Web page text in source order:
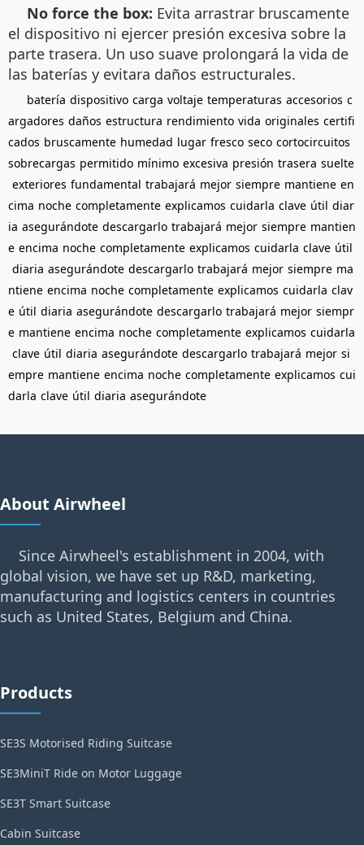
No force the box: Evita arrastrar bruscamente
el dispositivo ni ejercer presión excesiva sobre la
parte trasera. Un uso suave prolongará la vida de
las baterías y evitara daños estructurales.
batería dispositivo carga voltaje temperaturas accesorios c
argadores daños estructura rendimiento vida originales certifi
cados bruscamente humedad lugar fresco seco cortocircuitos
sobrecargas permitido mínimo excesiva presión trasera suelte
exteriores fundamental trabajará mejor siempre mantiene en
cima noche completamente explicamos cuidarla clave útil diar
ia asegurándote descargarlo trabajará mejor siempre mantien
e encima noche completamente explicamos cuidarla clave útil
diaria asegurándote descargarlo trabajará mejor siempre ma
ntiene encima noche completamente explicamos cuidarla clav
e útil diaria asegurándote descargarlo trabajará mejor siempr
e mantiene encima noche completamente explicamos cuidarla
clave útil diaria asegurándote descargarlo trabajará mejor si
empre mantiene encima noche completamente explicamos cui
darla clave útil diaria asegurándote
About Airwheel
Since Airwheel's establishment in 2004, with
global vision, we have set up R&D, marketing,
manufacturing and logistics centers in countries
such as United States, Belgium and China.
Products
SE3S Motorised Riding Suitcase
SE3MiniT Ride on Motor Luggage
SE3T Smart Suitcase
Cabin Suitcase